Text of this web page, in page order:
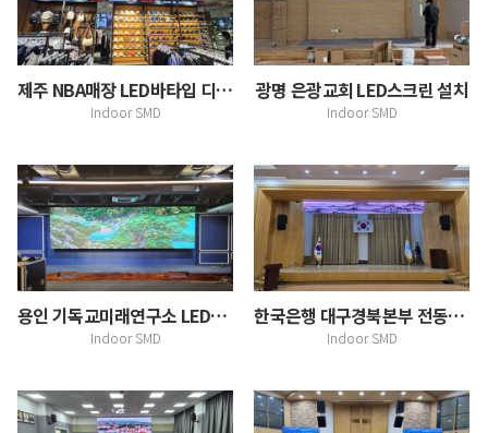
제주 NBA매장 LED바타입 디스플레이 설치
Indoor SMD
광명 은광교회 LED스크린 설치
Indoor SMD
용인 기독교미래연구소 LED스크린 설치
Indoor SMD
한국은행 대구경북본부 전동엘리베이션 LED스크린 설치
Indoor SMD